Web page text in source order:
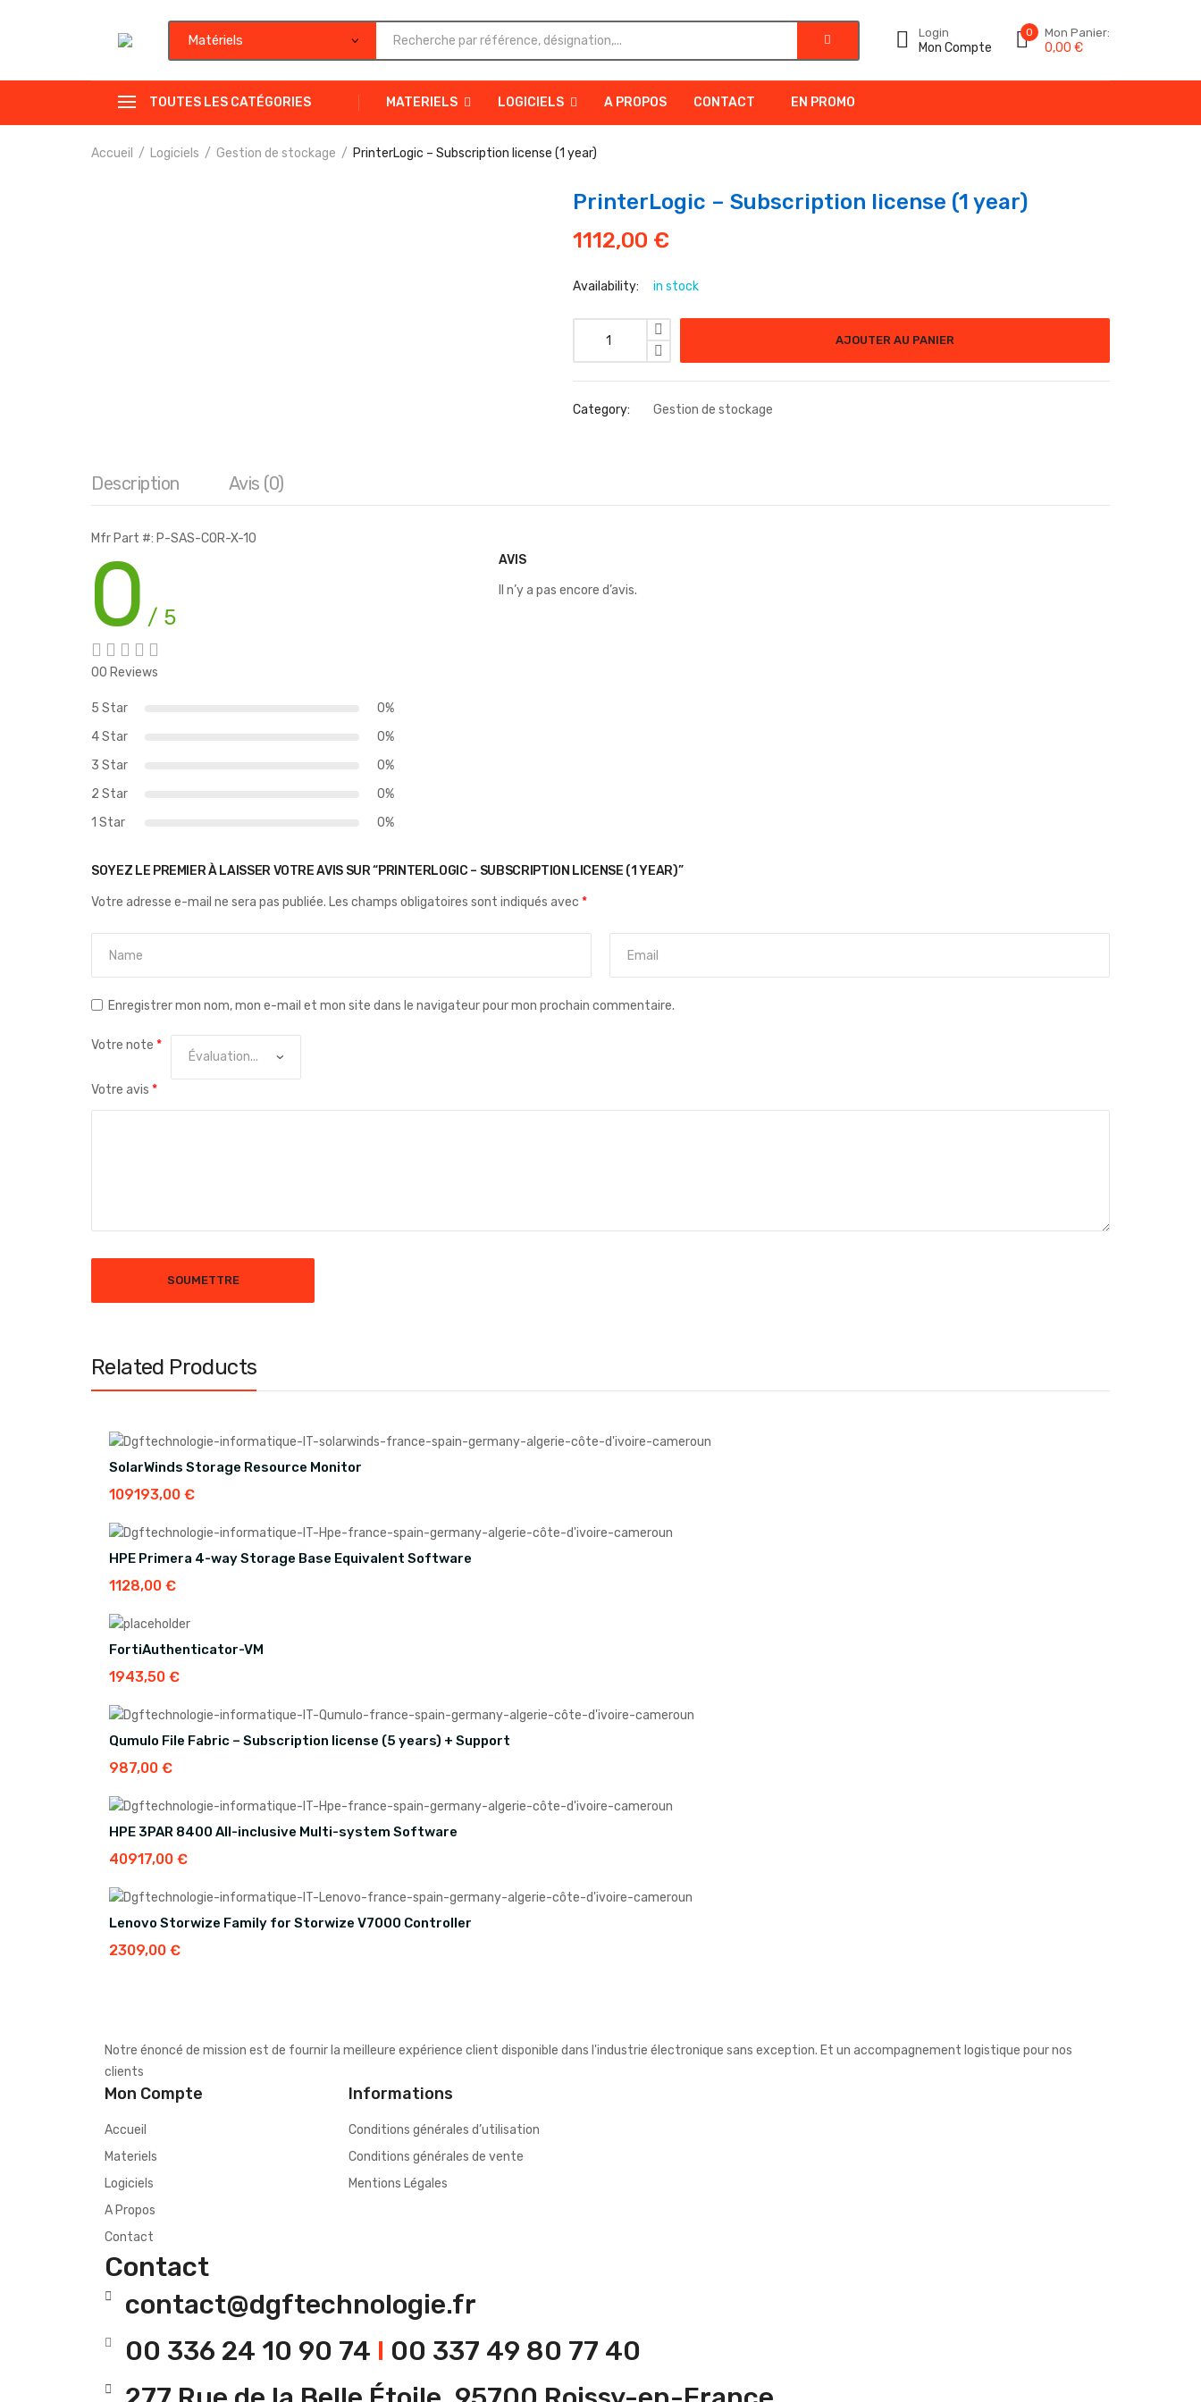
Login
Mon Compte
0 Mon Panier:
0,00 €
TOUTES LES CATÉGORIES MATERIELS LOGICIELS A PROPOS CONTACT EN PROMO
Accueil Logiciels Gestion de stockage PrinterLogic – Subscription license (1 year)
PrinterLogic – Subscription license (1 year)
1112,00 €
Availability: in stock
quantité de PrinterLogic - Subscription license (1 year)
AJOUTER AU PANIER
Category: Gestion de stockage
Description Avis (0)
Mfr Part #: P-SAS-COR-X-10
0 / 5
00 Reviews
5 Star
0%
4 Star
0%
3 Star
0%
2 Star
0%
1 Star
0%
AVIS
Il n’y a pas encore d’avis.
SOYEZ LE PREMIER À LAISSER VOTRE AVIS SUR “PRINTERLOGIC – SUBSCRIPTION LICENSE (1 YEAR)”
Votre adresse e-mail ne sera pas publiée. Les champs obligatoires sont indiqués avec *
Enregistrer mon nom, mon e-mail et mon site dans le navigateur pour mon prochain commentaire.
Votre note *
Votre avis *
Related Products
SolarWinds Storage Resource Monitor
109193,00 €
HPE Primera 4-way Storage Base Equivalent Software
1128,00 €
FortiAuthenticator-VM
1943,50 €
Qumulo File Fabric – Subscription license (5 years) + Support
987,00 €
HPE 3PAR 8400 All-inclusive Multi-system Software
40917,00 €
Lenovo Storwize Family for Storwize V7000 Controller
2309,00 €
Notre énoncé de mission est de fournir la meilleure expérience client disponible dans l'industrie électronique sans exception. Et un accompagnement logistique pour nos
clients
Mon Compte
Accueil
Materiels
Logiciels
A Propos
Contact
Informations
Conditions générales d’utilisation
Conditions générales de vente
Mentions Légales
Contact
contact@dgftechnologie.fr
00 336 24 10 90 74 I 00 337 49 80 77 40